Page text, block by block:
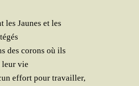
les Jaunes et les
des corons où ils
leur vie
effort pour travailler,